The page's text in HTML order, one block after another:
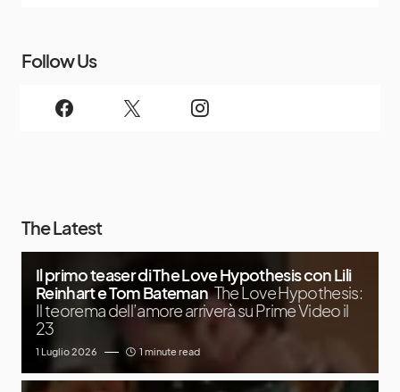
Follow Us
The Latest
Il primo teaser di The Love Hypothesis con Lili
Reinhart e Tom Bateman The Love Hypothesis:
Il teorema dell’amore arriverà su Prime Video il
23
1 Luglio 2026 1 minute read